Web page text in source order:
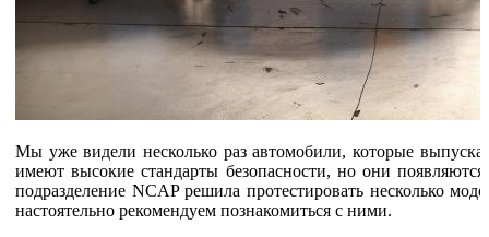
Мы уже видели несколько раз автомобили, которые
имеют высокие стандарты безопасности, но они
подразделение NCAP решила протестировать несколько
настоятельно рекомендуем познакомиться с ними.